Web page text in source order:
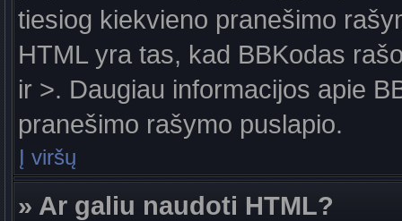
tiesiog kiekvieno pranešimo
HTML yra tas, kad BBKodas
ir >. Daugiau informacijos apie
pranešimo rašymo puslapio.
Į viršų
» Ar galiu naudoti HTML?